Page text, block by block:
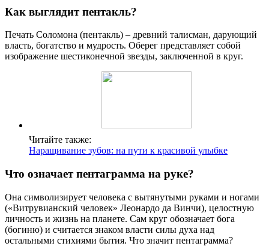
Как выглядит пентакль?
Печать Соломона (пентакль) – древний талисман, дарующий
власть, богатство и мудрость. Оберег представляет собой
изображение шестиконечной звезды, заключенной в круг.
Читайте также:
Наращивание зубов: на пути к красивой улыбке
Что означает пентаграмма на руке?
Она символизирует человека с вытянутыми руками и ногами
(«Витрувианский человек» Леонардо да Винчи), целостную
личность и жизнь на планете. Сам круг обозначает бога
(богиню) и считается знаком власти силы духа над
остальными стихиями бытия. Что значит пентаграмма?